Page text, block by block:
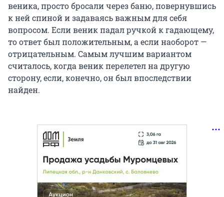
веника, просто бросали через баню, повернувшись
к ней спиной и задаваясь важным для себя
вопросом. Если веник падал ручкой к гадающему,
то ответ был положительным, а если наоборот —
отрицательным. Самым лучшим вариантом
считалось, когда веник перелетел на другую
сторону, если, конечно, он был впоследствии
найден.